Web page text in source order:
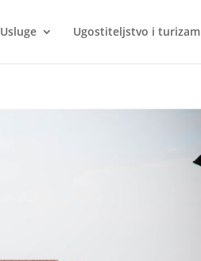
Usluge Ugostiteljstvo i turizam